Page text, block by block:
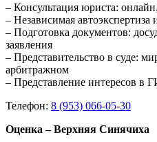
– Консультация юриста:
– Независимая
– Подготовка документов:
заявления
– Представительство в суде:
арбитражном
– Представление интересов в
Телефон: 8 (953) 066-05-30
Оценка – Верхняя Синячиха